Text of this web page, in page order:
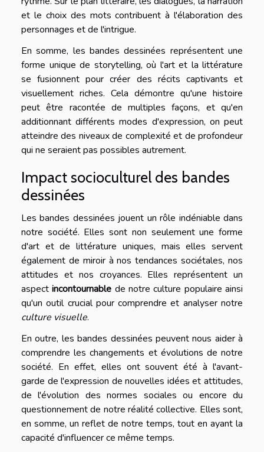
et le choix des mots contribuent à l'élaboration des
personnages et de l'intrigue.
En somme, les bandes dessinées représentent une
forme unique de storytelling, où l'art et la littérature
se fusionnent pour créer des récits captivants et
visuellement riches. Cela démontre qu'une histoire
peut être racontée de multiples façons, et qu'en
additionnant différents modes d'expression, on peut
atteindre des niveaux de complexité et de profondeur
qui ne seraient pas possibles autrement.
Impact socioculturel des bandes
dessinées
Les bandes dessinées jouent un rôle indéniable dans
notre société. Elles sont non seulement une forme
d'art et de littérature uniques, mais elles servent
également de miroir à nos tendances sociétales, nos
attitudes et nos croyances. Elles représentent un
aspectincontournable de notre culture populaire ainsi
qu'un outil crucial pour comprendre et analyser notre
culture visuelle.
En outre, les bandes dessinées peuvent nous aider à
comprendre les changements et évolutions de notre
société. En effet, elles ont souvent été à l'avant-
garde de l'expression de nouvelles idées et attitudes,
de l'évolution des normes sociales ou encore du
questionnement de notre réalité collective. Elles sont,
en somme, un reflet de notre temps, tout en ayant la
capacité d'influencer ce même temps.